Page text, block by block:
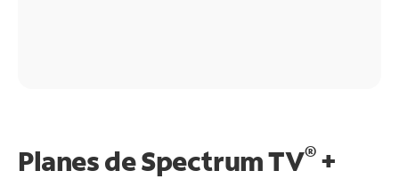
Planes de Spectrum TV®+